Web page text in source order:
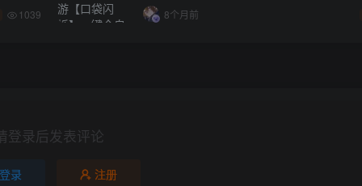
1039 8个月前
登录后发表评论
登录 注册